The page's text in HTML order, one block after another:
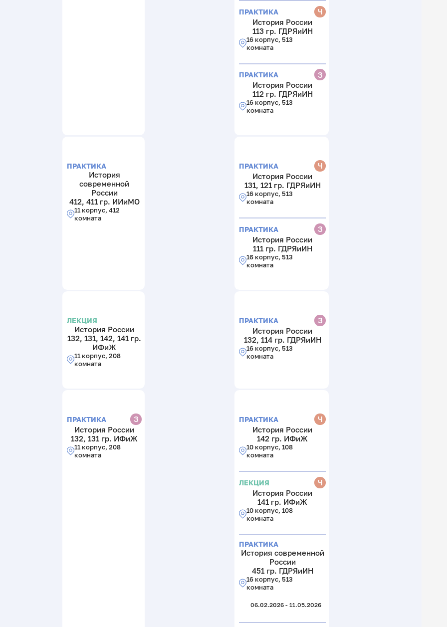
ПРАКТИКА
Ч
История России
113 гр. ГДРЯиИН
16 корпус, 513
комната
ПРАКТИКА
З
История России
112 гр. ГДРЯиИН
16 корпус, 513
комната
ПРАКТИКА
История
современной
России
412, 411 гр. ИИиМО
11 корпус, 412
комната
ПРАКТИКА
Ч
История России
131, 121 гр. ГДРЯиИН
16 корпус, 513
комната
ПРАКТИКА
З
История России
111 гр. ГДРЯиИН
16 корпус, 513
комната
ЛЕКЦИЯ
История России
132, 131, 142, 141 гр.
ИФиЖ
11 корпус, 208
комната
ПРАКТИКА
З
История России
132, 114 гр. ГДРЯиИН
16 корпус, 513
комната
ПРАКТИКА
З
История России
132, 131 гр. ИФиЖ
11 корпус, 208
комната
ПРАКТИКА
Ч
История России
142 гр. ИФиЖ
10 корпус, 108
комната
ЛЕКЦИЯ
Ч
История России
141 гр. ИФиЖ
10 корпус, 108
комната
ПРАКТИКА
История современной
России
451 гр. ГДРЯиИН
16 корпус, 513
комната
06.02.2026 - 11.05.2026